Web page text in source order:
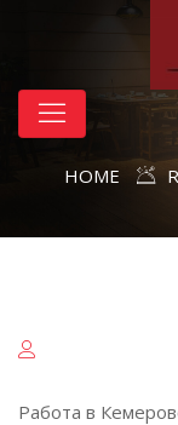
HOME
Работа в